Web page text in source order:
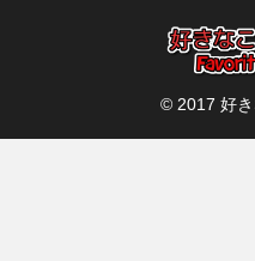
© 2017 好き